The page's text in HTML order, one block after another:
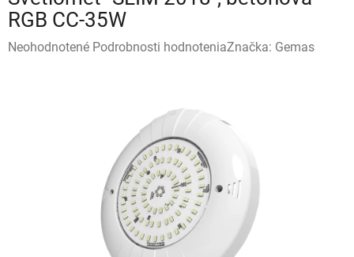
RGB CC-35W
Priemerné
Neohodnotené Podrobnosti hodnoteniaZnačka: Gemas